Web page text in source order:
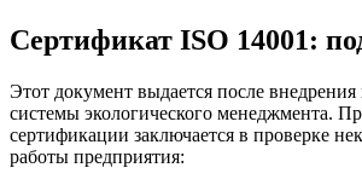
Сертификат ISO 14001:
Этот документ выдается после
системы экологического менеджмента.
сертификации заключается в проверке
работы предприятия: